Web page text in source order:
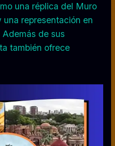
una réplica del Muro
representación en
de sus
también ofrece